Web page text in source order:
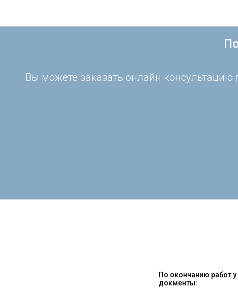
Вы можете заказать онлайн
По окончанию работ у
докменты: